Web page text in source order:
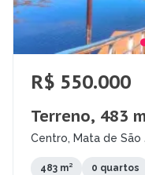
R$ 550.000
Terreno, 483
Centro, Mata de São
483 m² 0 quartos